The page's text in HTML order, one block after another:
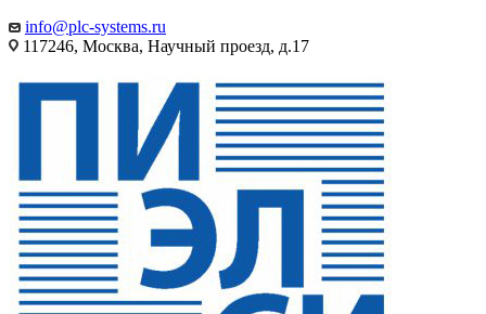
info@plc-systems.ru
117246, Москва, Научный проезд, д.17